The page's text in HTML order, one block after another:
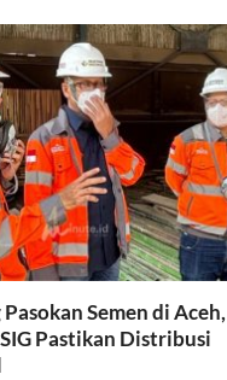
Semen di Aceh,
Pastikan Distribusi